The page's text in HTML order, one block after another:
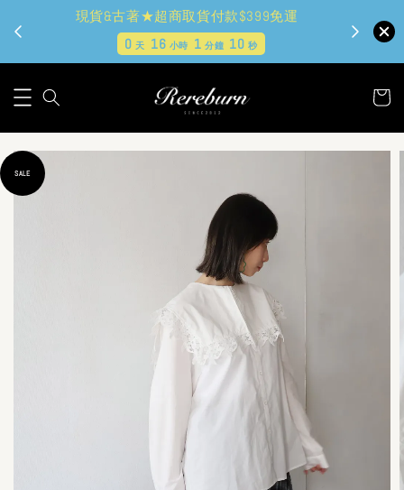
現貨&古著★超商取貨付款$399免運
0天 16小時 1分鐘 8秒
SALE